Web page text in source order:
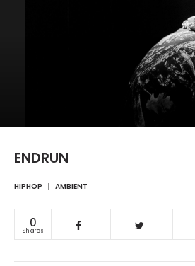
ENDRUN
HIPHOP AMBIENT
0
Shares